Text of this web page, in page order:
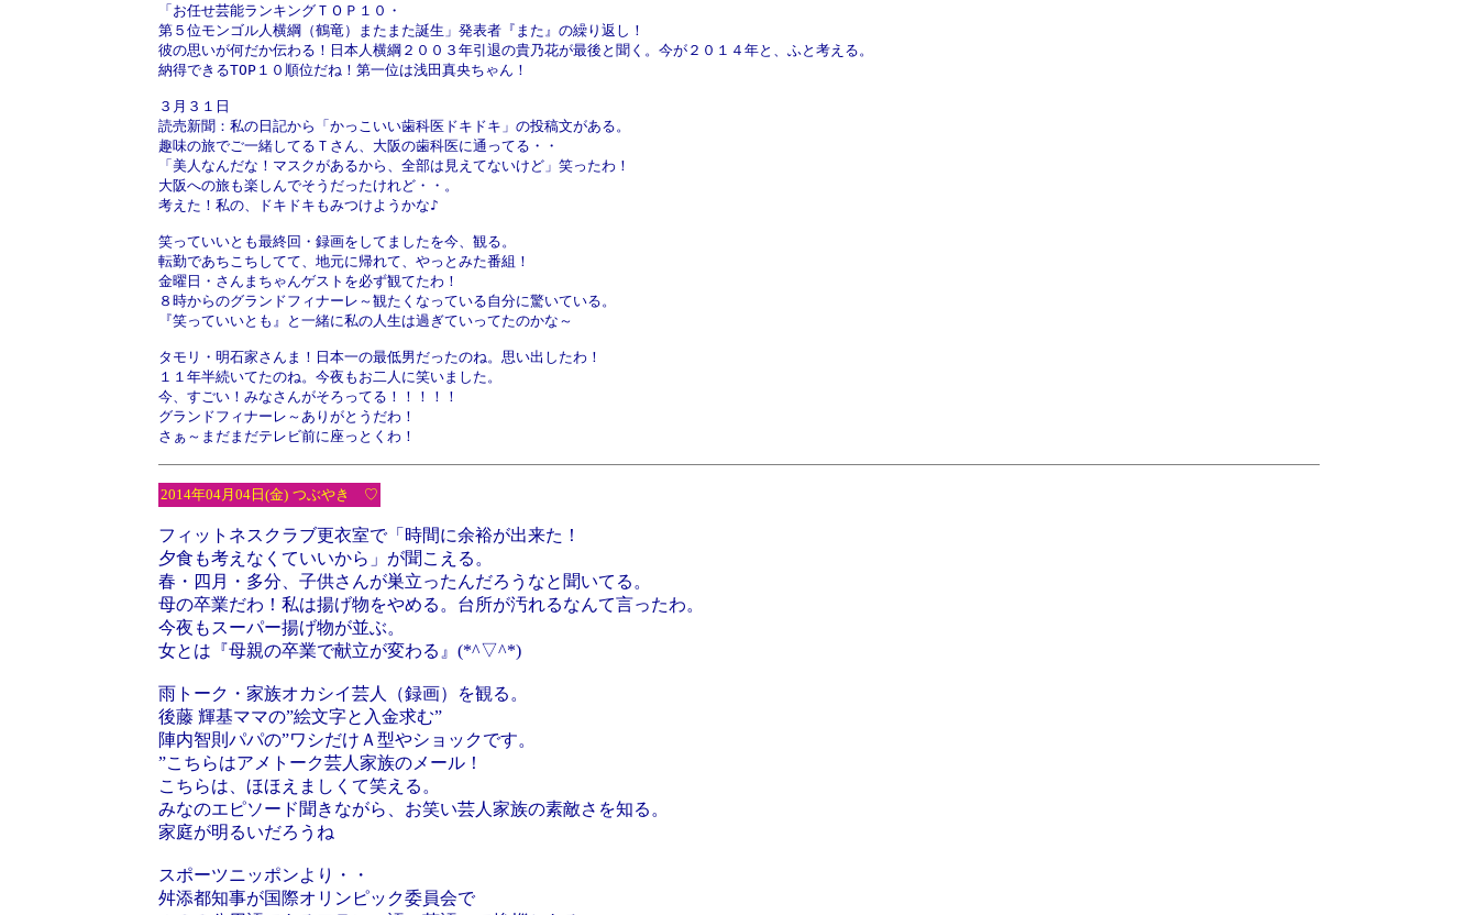
「お任せ芸能ランキングＴＯＰ１０・
第５位モンゴル人横綱（鶴竜）またまた誕生」発表者『また』の繰り返し！
彼の思いが何だか伝わる！日本人横綱２００３年引退の貴乃花が最後と聞く。今が２０１４年と、ふと考える。
納得できるTOP１０順位だね！第一位は浅田真央ちゃん！
３月３１日
読売新聞：私の日記から「かっこいい歯科医ドキドキ」の投稿文がある。
趣味の旅でご一緒してるＴさん、大阪の歯科医に通ってる・・
「美人なんだな！マスクがあるから、全部は見えてないけど」笑ったわ！
大阪への旅も楽しんでそうだったけれど・・。
考えた！私の、ドキドキもみつけようかな♪
笑っていいとも最終回・録画をしてましたを今、観る。
転勤であちこちしてて、地元に帰れて、やっとみた番組！
金曜日・さんまちゃんゲストを必ず観てたわ！
８時からのグランドフィナーレ～観たくなっている自分に驚いている。
『笑っていいとも』と一緒に私の人生は過ぎていってたのかな～
タモリ・明石家さんま！日本一の最低男だったのね。思い出したわ！
１１年半続いてたのね。今夜もお二人に笑いました。
今、すごい！みなさんがそろってる！！！！！
グランドフィナーレ～ありがとうだわ！
さぁ～まだまだテレビ前に座っとくわ！
2014年04月04日(金) つぶやき ♡
フィットネスクラブ更衣室で「時間に余裕が出来た！
夕食も考えなくていいから」が聞こえる。
春・四月・多分、子供さんが巣立ったんだろうなと聞いてる。
母の卒業だわ！私は揚げ物をやめる。台所が汚れるなんて言ったわ。
今夜もスーパー揚げ物が並ぶ。
女とは『母親の卒業で献立が変わる』(*^▽^*)
雨トーク・家族オカシイ芸人（録画）を観る。
後藤 輝基ママの”絵文字と入金求む”
陣内智則パパの”ワシだけＡ型やショックです。
”こちらはアメトーク芸人家族のメール！
こちらは、ほほえましくて笑える。
みなのエピソード聞きながら、お笑い芸人家族の素敵さを知る。
家庭が明るいだろうね
スポーツニッポンより・・
舛添都知事が国際オリンピック委員会で